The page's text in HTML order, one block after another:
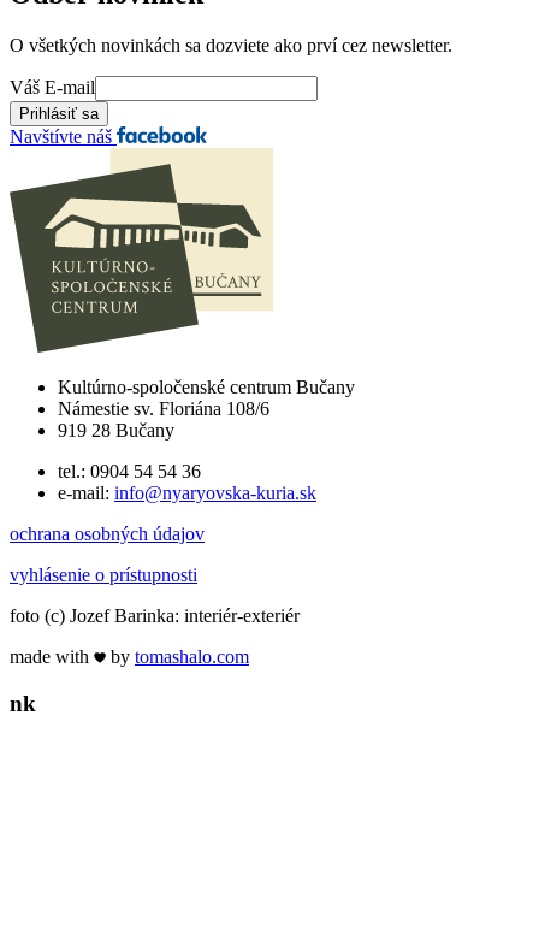
O všetkých novinkách sa dozviete ako prví cez newsletter.
Váš E-mail
Navštívte náš
Kultúrno-spoločenské centrum Bučany
Námestie sv. Floriána 108/6
919 28 Bučany
tel.: 0904 54 54 36
e-mail: info@nyaryovska-kuria.sk
ochrana osobných údajov
vyhlásenie o prístupnosti
foto (c) Jozef Barinka: interiér-exteriér
made with
by tomashalo.com
nk